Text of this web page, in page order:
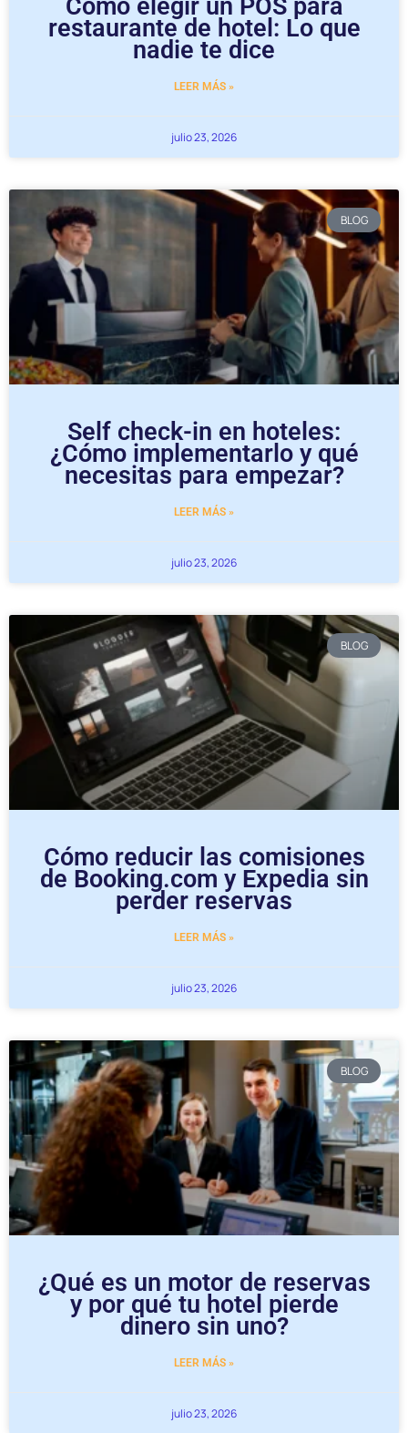
Cómo elegir un POS para
restaurante de hotel: Lo que
nadie te dice
LEER MÁS »
julio 23, 2026
BLOG
Self check-in en hoteles:
¿Cómo implementarlo y qué
necesitas para empezar?
LEER MÁS »
julio 23, 2026
BLOG
Cómo reducir las comisiones
de Booking.com y Expedia sin
perder reservas
LEER MÁS »
julio 23, 2026
BLOG
¿Qué es un motor de reservas
y por qué tu hotel pierde
dinero sin uno?
LEER MÁS »
julio 23, 2026